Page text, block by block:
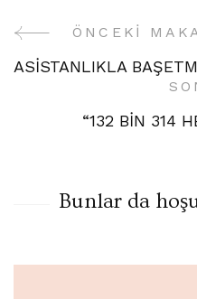
YazıÖNCEKI
ASİSTANLIKLA
“132 BİN 314
Bunlar da